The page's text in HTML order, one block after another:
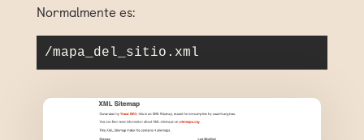
Normalmente es:
/mapa_del_sitio.xml